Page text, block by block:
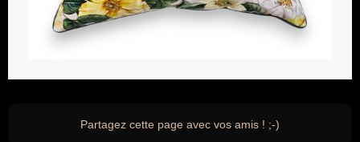
Partagez cette page avec vos amis ! ;-)